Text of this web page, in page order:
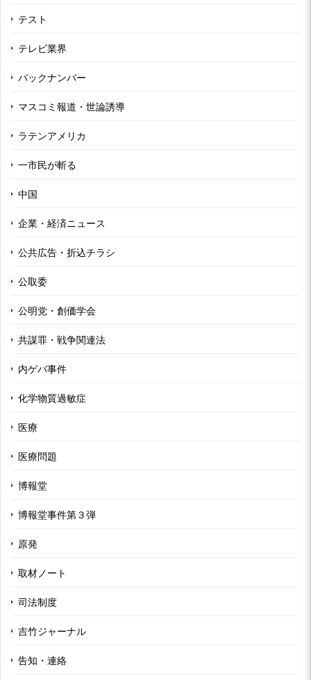
テスト
テレビ業界
バックナンバー
マスコミ報道・世論誘導
ラテンアメリカ
一市民が斬る
中国
企業・経済ニュース
公共広告・折込チラシ
公取委
公明党・創価学会
共謀罪・戦争関連法
内ゲバ事件
化学物質過敏症
医療
医療問題
博報堂
博報堂事件第３弾
原発
取材ノート
司法制度
吉竹ジャーナル
告知・連絡